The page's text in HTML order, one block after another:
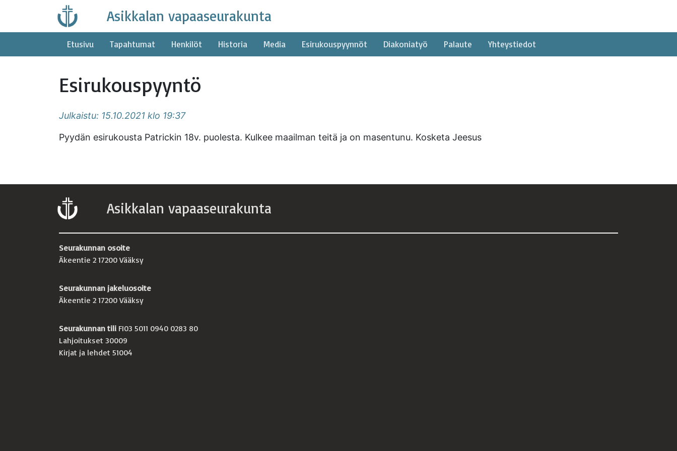
content
Asikkalan vapaaseurakunta
Etusivu Tapahtumat Henkilöt Historia Media Esirukouspyynnöt Diakoniatyö Palaute Yhteystiedot
Esirukouspyyntö
Julkaistu: 15.10.2021 klo 19:37
Pyydän esirukousta Patrickin 18v. puolesta. Kulkee maailman teitä ja on masentunu. Kosketa Jeesus
Asikkalan vapaaseurakunta
Seurakunnan osoite
Äkeentie 2 17200 Vääksy
Seurakunnan jakeluosoite
Äkeentie 2 17200 Vääksy
Seurakunnan tili FI03 5011 0940 0283 80
Lahjoitukset 30009
Kirjat ja lehdet 51004